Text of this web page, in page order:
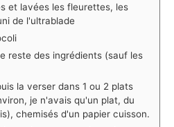
et lavées les fleurettes, les
de l'ultrablade
reste des ingrédients (sauf les
la verser dans 1 ou 2 plats
je n'avais qu'un plat, du
chemisés d'un papier cuisson.